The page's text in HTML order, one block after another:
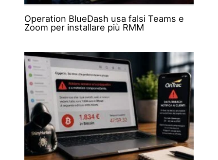
Operation BlueDash usa falsi Teams e
Zoom per installare più RMM